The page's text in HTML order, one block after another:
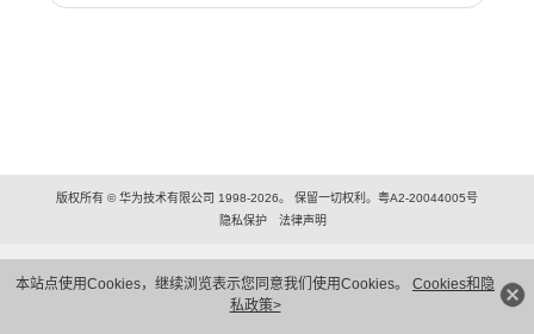
本站点使用Cookies，继续浏览表示您同意我们使用Cookies。 Cookies和隐
私政策>
版权所有 © 华为技术有限公司 1998-2026。 保留一切权利。粤A2-20044005号
隐私保护
法律声明